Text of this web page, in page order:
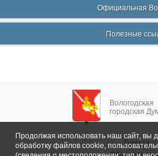
Официальная
Полезные
Вологодская
городская
Главная
Общие
Продолжая использовать наш сайт, вы
обработку файлов cookie,